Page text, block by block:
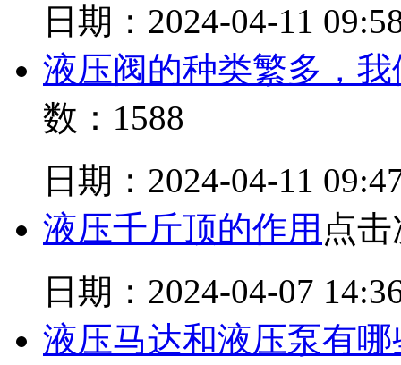
日期：2024-04-11
液压阀的种类繁多，
数：1588
日期：2024-04-11
液压千斤顶的作用 点
日期：2024-04-07
液压马达和液压泵有